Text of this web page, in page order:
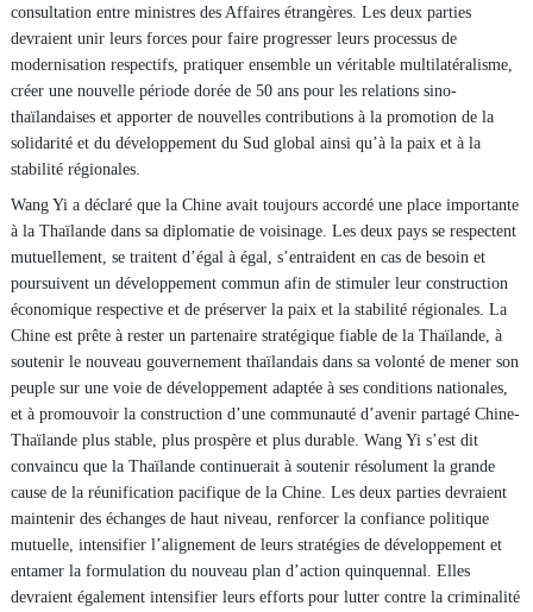
consultation entre ministres des Affaires étrangères. Les deux parties
devraient unir leurs forces pour faire progresser leurs processus de
modernisation respectifs, pratiquer ensemble un véritable multilatéralisme,
créer une nouvelle période dorée de 50 ans pour les relations sino-
thaïlandaises et apporter de nouvelles contributions à la promotion de la
solidarité et du développement du Sud global ainsi qu’à la paix et à la
stabilité régionales.
Wang Yi a déclaré que la Chine avait toujours accordé une place importante
à la Thaïlande dans sa diplomatie de voisinage. Les deux pays se respectent
mutuellement, se traitent d’égal à égal, s’entraident en cas de besoin et
poursuivent un développement commun afin de stimuler leur construction
économique respective et de préserver la paix et la stabilité régionales. La
Chine est prête à rester un partenaire stratégique fiable de la Thaïlande, à
soutenir le nouveau gouvernement thaïlandais dans sa volonté de mener son
peuple sur une voie de développement adaptée à ses conditions nationales,
et à promouvoir la construction d’une communauté d’avenir partagé Chine-
Thaïlande plus stable, plus prospère et plus durable. Wang Yi s’est dit
convaincu que la Thaïlande continuerait à soutenir résolument la grande
cause de la réunification pacifique de la Chine. Les deux parties devraient
maintenir des échanges de haut niveau, renforcer la confiance politique
mutuelle, intensifier l’alignement de leurs stratégies de développement et
entamer la formulation du nouveau plan d’action quinquennal. Elles
devraient également intensifier leurs efforts pour lutter contre la criminalité